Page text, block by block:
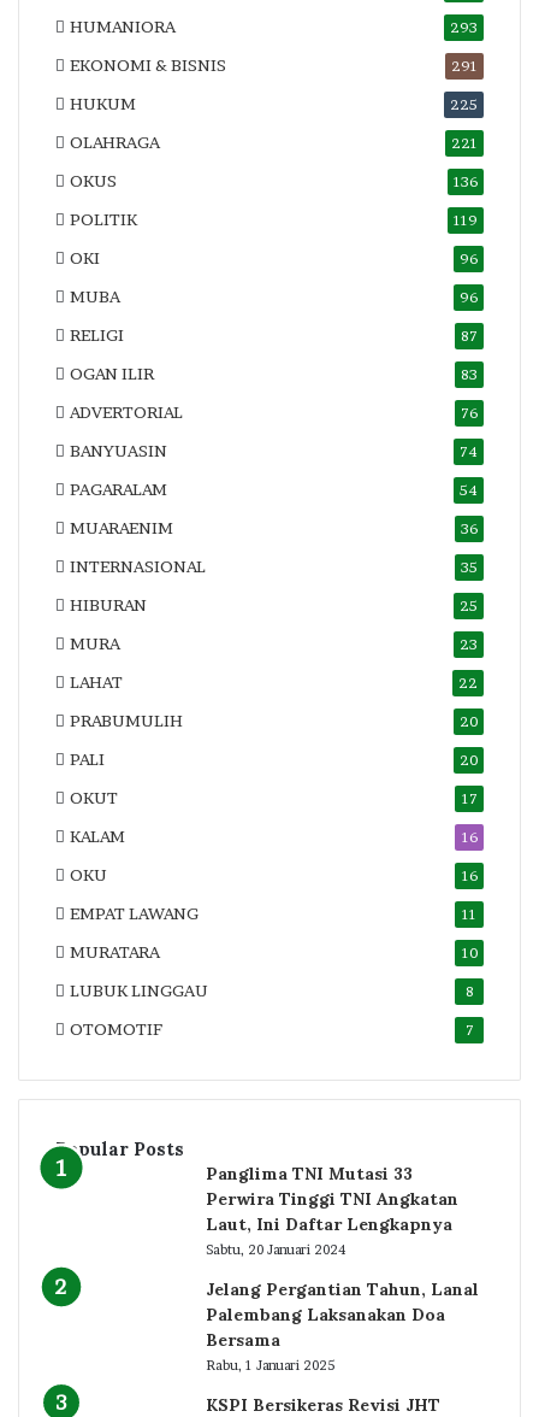
HUMANIORA 293
EKONOMI & BISNIS 291
HUKUM 225
OLAHRAGA 221
OKUS 136
POLITIK 119
OKI 96
MUBA 96
RELIGI 87
OGAN ILIR 83
ADVERTORIAL 76
BANYUASIN 74
PAGARALAM 54
MUARAENIM 36
INTERNASIONAL 35
HIBURAN 25
MURA 23
LAHAT 22
PRABUMULIH 20
PALI 20
OKUT 17
KALAM 16
OKU 16
EMPAT LAWANG 11
MURATARA 10
LUBUK LINGGAU 8
OTOMOTIF 7
Popular Posts
Panglima TNI Mutasi 33
Perwira Tinggi TNI Angkatan
Laut, Ini Daftar Lengkapnya
Sabtu, 20 Januari 2024
Jelang Pergantian Tahun, Lanal
Palembang Laksanakan Doa
Bersama
Rabu, 1 Januari 2025
KSPI Bersikeras Revisi JHT